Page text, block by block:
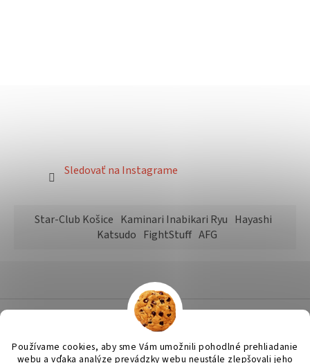
Používame cookies, aby sme Vám umožnili pohodlné prehliadanie
webu a vďaka analýze prevádzky webu neustále zlepšovali jeho
Sledovať na Instagrame
Star-Club Košice Kaminari Inabikari Ryu Hayashi
Katsudo FightStuff AFG
Vytvoril Shoptet